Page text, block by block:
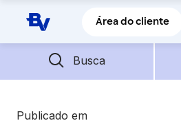
Pular para o Conteúdo principal
Área do cliente
Busca
Barra de busca
Descubra mais
Empréstimos
Publicado em